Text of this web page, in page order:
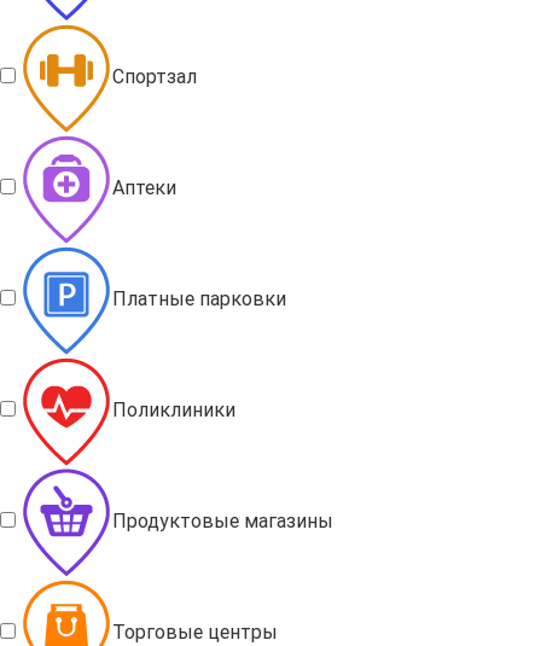
Спортзал
Аптеки
Платные парковки
Поликлиники
Продуктовые магазины
Торговые центры